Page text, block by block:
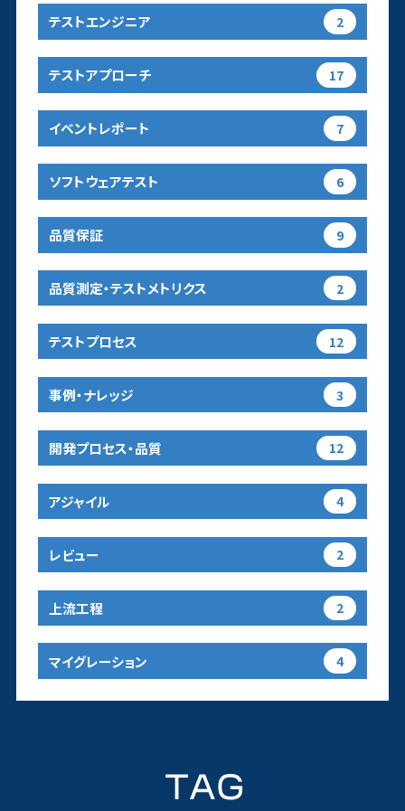
テストエンジニア 2
テストアプローチ 17
イベントレポート 7
ソフトウェアテスト 6
品質保証 9
品質測定・テストメトリクス 2
テストプロセス 12
事例・ナレッジ 3
開発プロセス・品質 12
アジャイル 4
レビュー 2
上流工程 2
マイグレーション 4
TAG